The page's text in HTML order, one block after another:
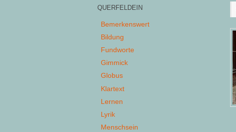
QUERFELDEIN
Bemerkenswert
Bildung
Fundworte
Gimmick
Globus
Klartext
Lernen
Lyrik
Menschsein